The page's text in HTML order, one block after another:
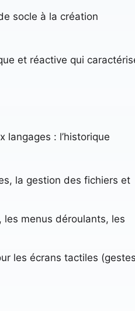
socle à la création
et réactive qui
langages : l’historique
la gestion des fichiers et
les menus déroulants, les
les écrans tactiles (gestes